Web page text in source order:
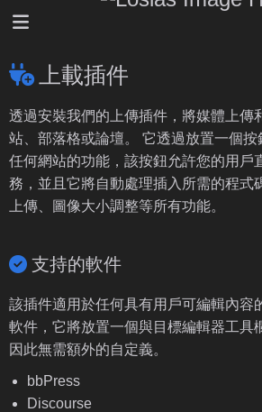
上載插件
透過安裝我們的上傳插件，將媒體上傳
站、部落格或論壇。 它透過放置一個按
任何網站的功能，該按鈕允許您的用戶
務，並且它將自動處理插入所需的程式
上傳、圖像大小調整等所有功能。
支持的軟件
該插件適用於任何具有用戶可編輯內容
軟件，它將放置一個與目標編輯器工具
因此無需額外的自定義。
bbPress
Discourse